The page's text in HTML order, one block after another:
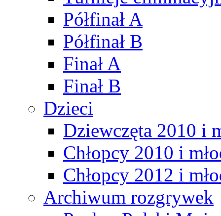
Półfinał A
Półfinał B
Finał A
Finał B
Dzieci
Dziewczęta 2010 i
Chłopcy 2010 i
Chłopcy 2012 i
Archiwum rozgrywek